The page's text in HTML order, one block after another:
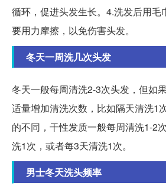
循环，促进头发生长。4.洗发后用毛
要用力摩擦，以免伤害头发。
冬天一周洗几次头发
冬天一般每周清洗2-3次头发，但如
适量增加清洗次数，比如隔天清洗1
的不同，干性发质一般每周清洗1-2
洗1次，或者每3天清洗1次。
男士冬天洗头频率